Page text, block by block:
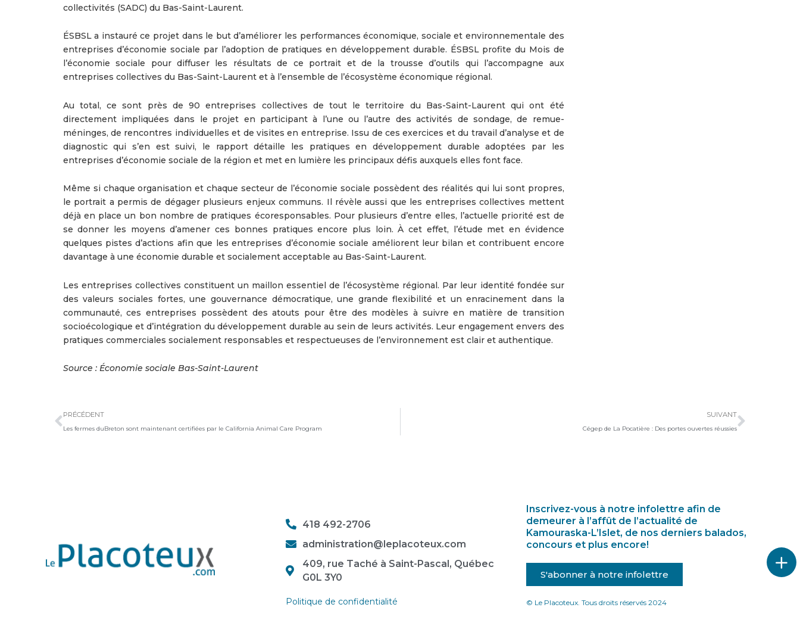
collectivités (SADC) du Bas-Saint-Laurent.
ÉSBSL a instauré ce projet dans le but d’améliorer les performances économique, sociale et environnementale des
entreprises d’économie sociale par l’adoption de pratiques en développement durable. ÉSBSL profite du Mois de
l’économie sociale pour diffuser les résultats de ce portrait et de la trousse d’outils qui l’accompagne aux
entreprises collectives du Bas-Saint-Laurent et à l’ensemble de l’écosystème économique régional.
Au total, ce sont près de 90 entreprises collectives de tout le territoire du Bas-Saint-Laurent qui ont été
directement impliquées dans le projet en participant à l’une ou l’autre des activités de sondage, de remue-
méninges, de rencontres individuelles et de visites en entreprise. Issu de ces exercices et du travail d’analyse et de
diagnostic qui s’en est suivi, le rapport détaille les pratiques en développement durable adoptées par les
entreprises d’économie sociale de la région et met en lumière les principaux défis auxquels elles font face.
Même si chaque organisation et chaque secteur de l’économie sociale possèdent des réalités qui lui sont propres,
le portrait a permis de dégager plusieurs enjeux communs. Il révèle aussi que les entreprises collectives mettent
déjà en place un bon nombre de pratiques écoresponsables. Pour plusieurs d’entre elles, l’actuelle priorité est de
se donner les moyens d’amener ces bonnes pratiques encore plus loin. À cet effet, l’étude met en évidence
quelques pistes d’actions afin que les entreprises d’économie sociale améliorent leur bilan et contribuent encore
davantage à une économie durable et socialement acceptable au Bas-Saint-Laurent.
Les entreprises collectives constituent un maillon essentiel de l’écosystème régional. Par leur identité fondée sur
des valeurs sociales fortes, une gouvernance démocratique, une grande flexibilité et un enracinement dans la
communauté, ces entreprises possèdent des atouts pour être des modèles à suivre en matière de transition
socioécologique et d’intégration du développement durable au sein de leurs activités. Leur engagement envers des
pratiques commerciales socialement responsables et respectueuses de l’environnement est clair et authentique.
Source : Économie sociale Bas-Saint-Laurent
PRÉCÉDENT
Les fermes duBreton sont maintenant certifiées par le California Animal Care Program
SUIVANT
Cégep de La Pocatière : Des portes ouvertes réussies
418 492-2706
administration@leplacoteux.com
409, rue Taché à Saint-Pascal, Québec
G0L 3Y0
Politique de confidentialité
Inscrivez-vous à notre infolettre afin de
demeurer à l’affût de l’actualité de
Kamouraska-L’Islet, de nos derniers balados,
concours et plus encore!
S'abonner à notre infolettre
© Le Placoteux. Tous droits réservés 2024